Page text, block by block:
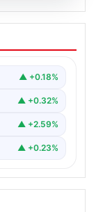
bağlantı
▲ +0.18%
▲ +0.32%
▲ +2.59%
▲ +0.23%